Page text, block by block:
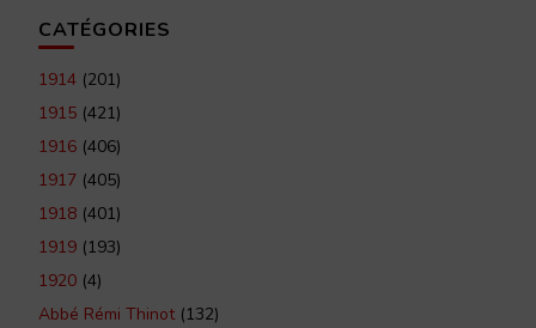
CATÉGORIES
1914 (201)
1915 (421)
1916 (406)
1917 (405)
1918 (401)
1919 (193)
1920 (4)
Abbé Rémi Thinot(132)